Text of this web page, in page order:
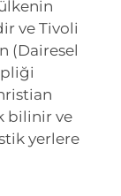
ve Tivoli
(Dairesel
bilinir ve
yerlere